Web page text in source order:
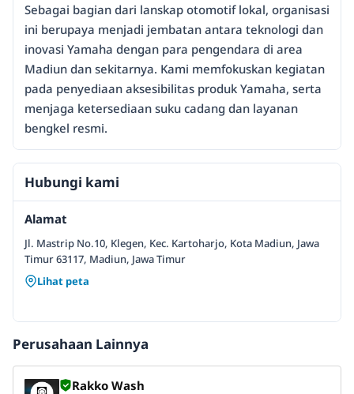
Sebagai bagian dari lanskap otomotif lokal, organisasi
ini berupaya menjadi jembatan antara teknologi dan
inovasi Yamaha dengan para pengendara di area
Madiun dan sekitarnya. Kami memfokuskan kegiatan
pada penyediaan aksesibilitas produk Yamaha, serta
menjaga ketersediaan suku cadang dan layanan
bengkel resmi.
Hubungi kami
Alamat
Jl. Mastrip No.10, Klegen, Kec. Kartoharjo, Kota Madiun, Jawa
Timur 63117, Madiun, Jawa Timur
Lihat peta
Perusahaan Lainnya
Rakko Wash